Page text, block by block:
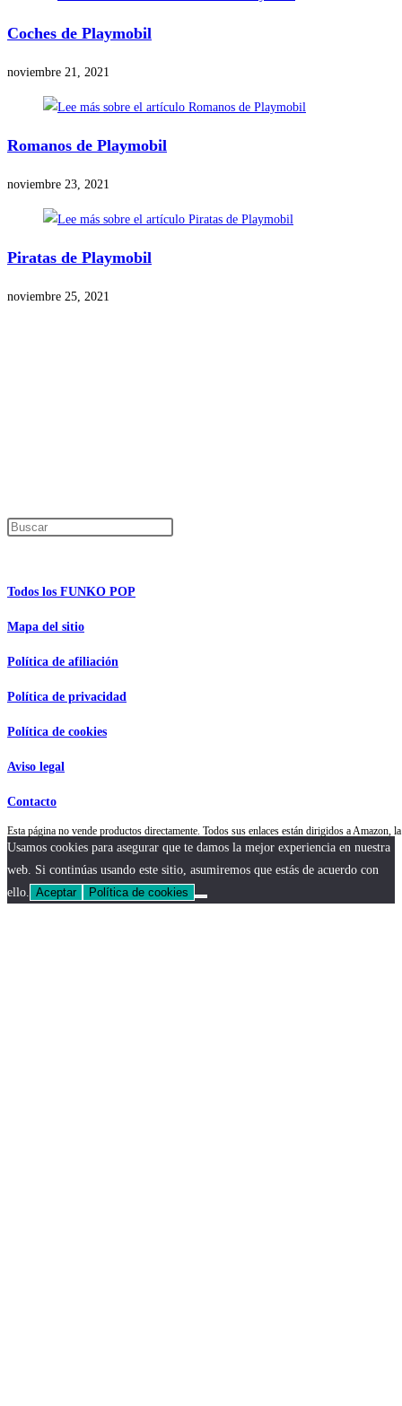
Coches de Playmobil
noviembre 21, 2021
Romanos de Playmobil
noviembre 23, 2021
Piratas de Playmobil
noviembre 25, 2021
Todos los FUNKO POP
Mapa del sitio
Política de afiliación
Política de privacidad
Política de cookies
Aviso legal
Contacto
Esta página no vende productos directamente. Todos sus enlaces están dirigidos a
Usamos cookies para asegurar que te damos la mejor experiencia en nuestra
web. Si continúas usando este sitio, asumiremos que estás de acuerdo con
ello. Aceptar Política de cookies